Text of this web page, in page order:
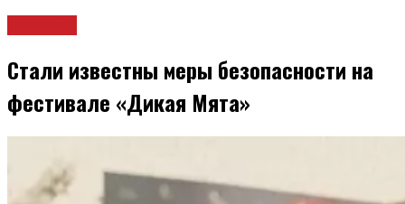
Стали известны меры безопасности на
фестивале «Дикая Мята»